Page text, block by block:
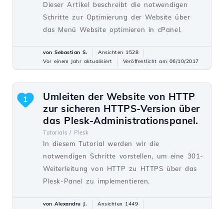
Dieser Artikel beschreibt die notwendigen
Schritte zur Optimierung der Website über
das Menü Website optimieren in cPanel.
von Sebastian S.
Ansichten 1528
Vor einem Jahr aktualisiert
Veröffentlicht am 06/10/2017
Umleiten der Website von HTTP
zur sicheren HTTPS-Version über
das Plesk-Administrationspanel.
Tutorials / Plesk
In diesem Tutorial werden wir die
notwendigen Schritte vorstellen, um eine 301-
Weiterleitung von HTTP zu HTTPS über das
Plesk-Panel zu implementieren.
1
von Alexandru J.
Ansichten 1449